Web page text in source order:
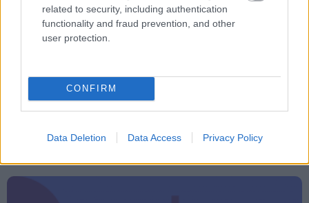
related to security, including authentication
functionality and fraud prevention, and other
user protection.
CONFIRM
Data Deletion Data Access Privacy Policy
Διαβάστε αναλυτικά την προκήρυξη στο
ΑΣΕΠ: Πιστοποίηση Αγγλικών σε
μόνο 2 ημέρες στα χέρια σας